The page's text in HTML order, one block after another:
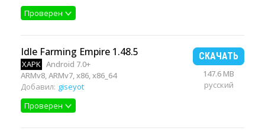
Проверен
Idle Farming Empire 1.48.5
XAPK Android 7.0+
ARMv8, ARMv7, x86, x86_64
Добавил: giseyot
Проверен
СКАЧАТЬ
147.6 MB
русский